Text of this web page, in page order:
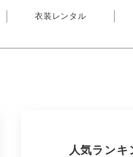
衣装レンタル
人気ランキ